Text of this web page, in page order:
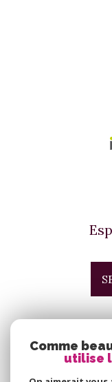
Comme
utilise